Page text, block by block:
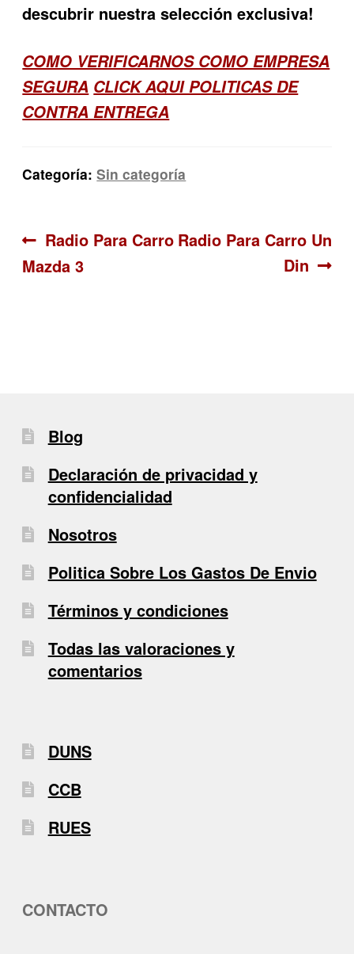
descubrir nuestra selección exclusiva!
COMO VERIFICARNOS COMO EMPRESA
SEGURA CLICK AQUI POLITICAS DE
CONTRA ENTREGA
Categoría:Sin categoría
Navegación
de
Anterior:
Radio Para Carro
Mazda 3
Siguiente:
Radio Para Carro Un
Din
Blog
Declaración de privacidad y
confidencialidad
Nosotros
Politica Sobre Los Gastos De Envio
Términos y condiciones
Todas las valoraciones y
comentarios
DUNS
CCB
RUES
CONTACTO